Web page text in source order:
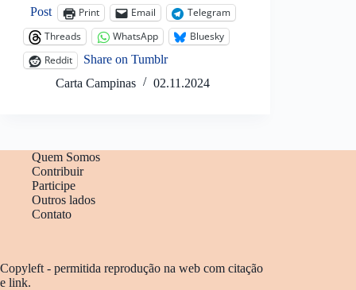
Post Print Email
Telegram
Threads
WhatsApp
Bluesky
Reddit
Share on Tumblr
Carta Campinas
02.11.2024
Quem Somos
Contribuir
Participe
Outros lados
Contato
Copyleft - permitida reprodução na web com citação
e link.